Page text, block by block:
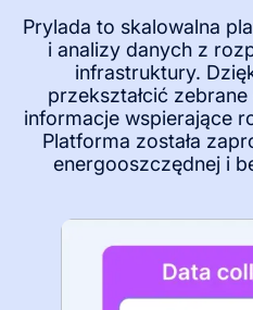
Prylada to skalowalna
i analizy danych z
infrastruktury.
przekształcić
informacje wspierające
Platforma została
energooszczędnej i